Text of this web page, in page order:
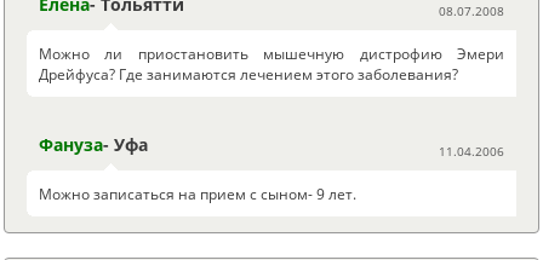
08.07.2008
Можно ли приостановить мышечную дистрофию Эмери
Дрейфуса? Где занимаются лечением этого заболевания?
Фануза- Уфа 11.04.2006
Можно записаться на прием с сыном- 9 лет.